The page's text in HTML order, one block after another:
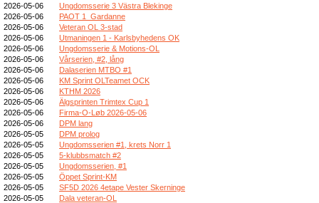
2026-05-06
Ungdomsserie 3 Västra Blekinge
2026-05-06
PAOT 1_Gardanne
2026-05-06
Veteran OL 3-stad
2026-05-06
Utmaningen 1 - Karlsbyhedens OK
2026-05-06
Ungdomsserie & Motions-OL
2026-05-06
Vårserien, #2, lång
2026-05-06
Dalaserien MTBO #1
2026-05-06
KM Sprint OLTeamet OCK
2026-05-06
KTHM 2026
2026-05-06
Älgsprinten Trimtex Cup 1
2026-05-06
Firma-O-Løb 2026-05-06
2026-05-06
DPM lang
2026-05-05
DPM prolog
2026-05-05
Ungdomsserien #1, krets Norr 1
2026-05-05
5-klubbsmatch #2
2026-05-05
Ungdomsserien, #1
2026-05-05
Öppet Sprint-KM
2026-05-05
SF5D 2026 4etape Vester Skerninge
2026-05-05
Dala veteran-OL